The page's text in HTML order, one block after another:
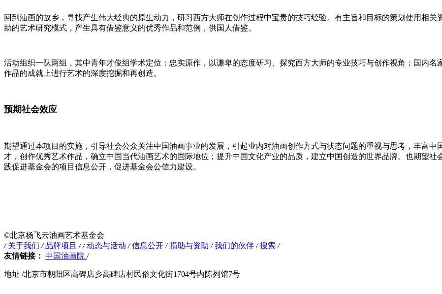
回到油画的故乡，寻找产生伟大经典的原生动力，研习西方大师在创作过程中宝贵的技巧经验。有主旨和目标的策划使用相关
助的艺术研究模式，产生具有借鉴意义的优秀作品和范例，供国人借鉴。
活动组织一队两组，其中青年才俊组学术定位：忠实原作，以谦卑的态度研习、 探究西方大师的专业技巧与创作视角；国内名
作品的成就上进行艺术的深度挖掘和再创造。
预期社会效应
期望通过本项目的实施，引导社会公众关注中国油画事业的发展，引起业内对油画创作方式与状态问题的重视与思考，丰富中
才，创作优秀艺术作品，确立中国当代油画艺术的国际地位；提升中国文化产业的品质，建立中国创造的世界品牌。也期望社
践促进基金会的项目信息公开，促进基金会公信力建设。
©️北京杨飞云油画艺术基金会
/ 关于我们 / 品牌项目 / / 动态与活动 / 信息公开 / 捐助与资助 / 我们的伙伴 / 搜索 /
友情链接： 中国油画院 /
地址 /北京市朝阳区高碑店乡高碑店村民俗文化街1704号内陈列馆7号